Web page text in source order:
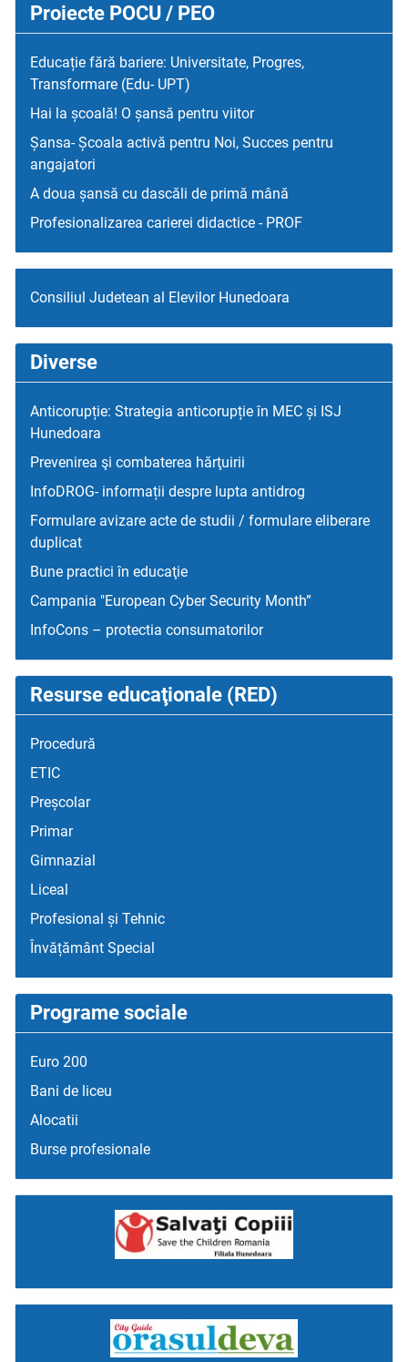
Proiecte POCU / PEO
Educație fără bariere: Universitate, Progres,
Transformare (Edu- UPT)
Hai la școală! O șansă pentru viitor
Șansa- Școala activă pentru Noi, Succes pentru
angajatori
A doua șansă cu dascăli de primă mână
Profesionalizarea carierei didactice - PROF
Consiliul Judetean al Elevilor Hunedoara
Diverse
Anticorupție: Strategia anticorupție în MEC și ISJ
Hunedoara
Prevenirea şi combaterea hărţuirii
InfoDROG- informații despre lupta antidrog
Formulare avizare acte de studii / formulare eliberare
duplicat
Bune practici în educaţie
Campania "European Cyber Security Month”
InfoCons – protectia consumatorilor
Resurse educaţionale (RED)
Procedură
ETIC
Preșcolar
Primar
Gimnazial
Liceal
Profesional și Tehnic
Învățământ Special
Programe sociale
Euro 200
Bani de liceu
Alocatii
Burse profesionale